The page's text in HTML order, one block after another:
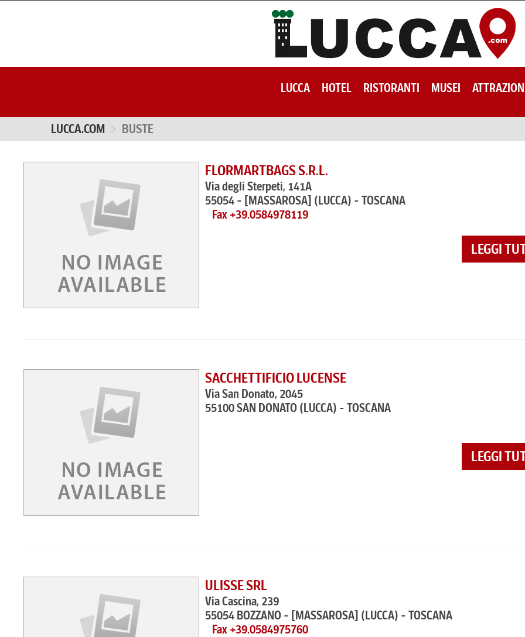
LUCCA HOTEL RISTORANTI MUSEI
LUCCA.COM BUSTE
FLORMARTBAGS S.R.L.
Via degli Sterpeti, 141A
55054 - [MASSAROSA] (LUCCA) - TOSCANA
Fax +39.0584978119
LEGGI
SACCHETTIFICIO LUCENSE
Via San Donato, 2045
55100 SAN DONATO (LUCCA) - TOSCANA
LEGGI
ULISSE SRL
Via Cascina, 239
55054 BOZZANO - [MASSAROSA] (LUCCA) - TOSCANA
Fax +39.0584975760